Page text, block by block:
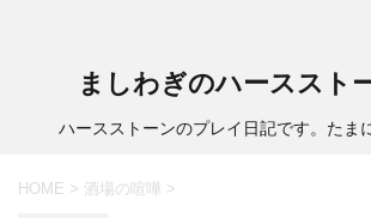
ましわぎのハーススト
ハースストーンのプレイ日記です。たま
HOME > 酒場の喧嘩 >